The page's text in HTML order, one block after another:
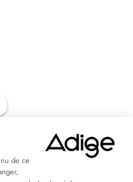
de ce